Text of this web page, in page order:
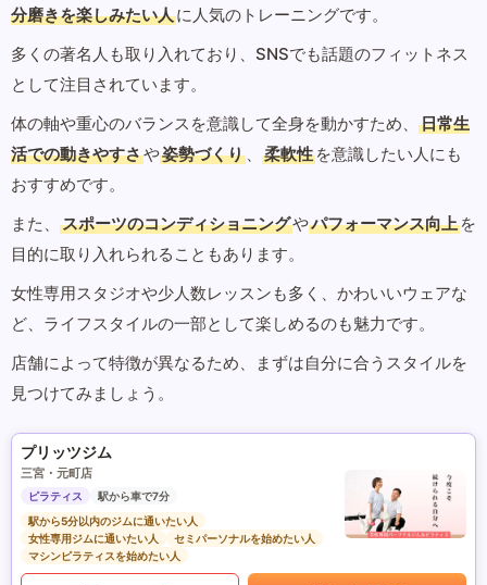
分磨きを楽しみたい人に人気のトレーニングです。
多くの著名人も取り入れており、SNSでも話題のフィットネス
として注目されています。
体の軸や重心のバランスを意識して全身を動かすため、
日常生
活での動きやすさや姿勢づくり 、 柔軟性 を意識したい人にも
おすすめです。
また、
スポーツのコンディショニングやパフォーマンス向上 を
目的に取り入れられることもあります。
女性専用スタジオや少人数レッスンも多く、かわいいウェアな
ど、ライフスタイルの一部として楽しめるのも魅力です。
店舗によって特徴が異なるため、まずは自分に合うスタイルを
見つけてみましょう。
プリッツジム
三宮・元町店
ピラティス
駅から車で7分
駅から5分以内のジムに通いたい人
女性専用ジムに通いたい人
セミパーソナルを始めたい人
マシンピラティスを始めたい人